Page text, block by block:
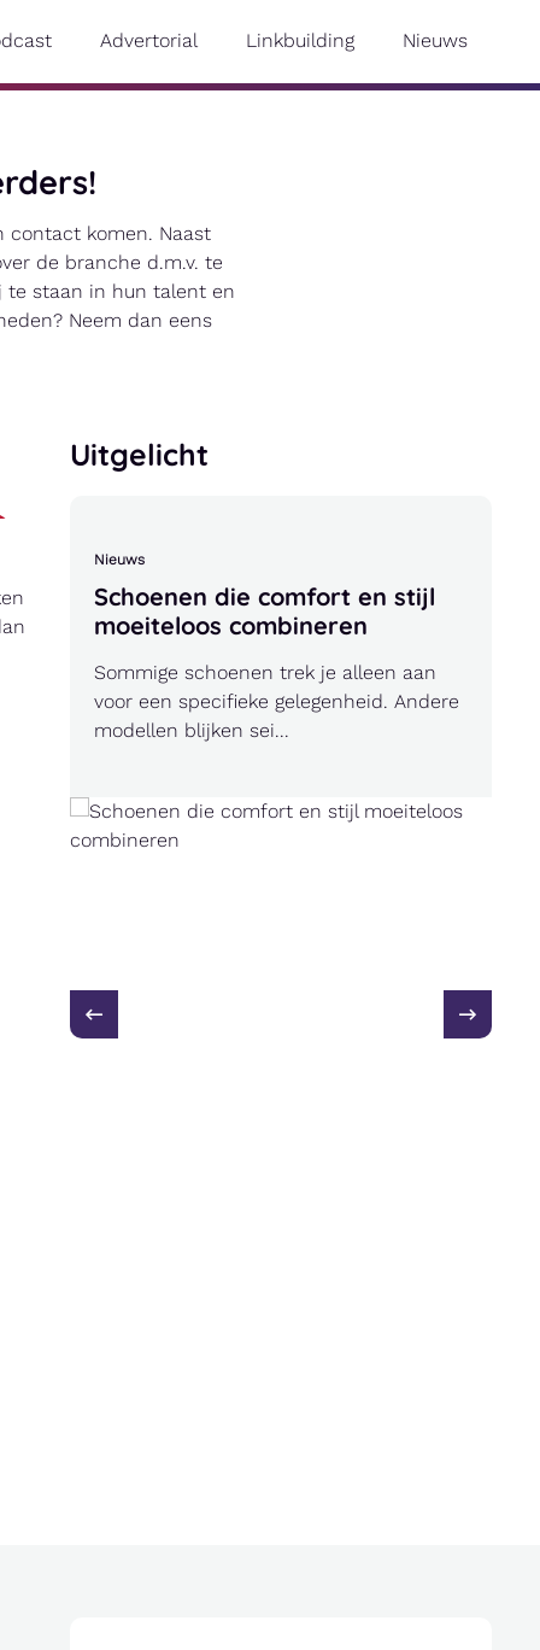
Advertorial Linkbuilding Nieuws
contact komen. Naast
de branche d.m.v. te
te staan in hun talent en
Neem dan eens
Uitgelicht
Nieuws
Schoenen die comfort en stijl
moeiteloos combineren
Sommige schoenen trek je alleen aan
voor een specifieke gelegenheid. Andere
modellen blijken sei...